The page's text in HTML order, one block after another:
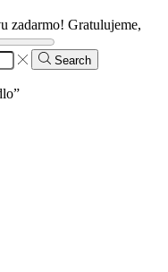
zadarmo! Gratulujeme,
Search